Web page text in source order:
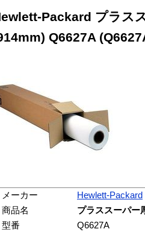
Packard プラス
Q6627A
メーカー
Hewlett-Packard
商品名
プラススーパー
型番
Q6627A